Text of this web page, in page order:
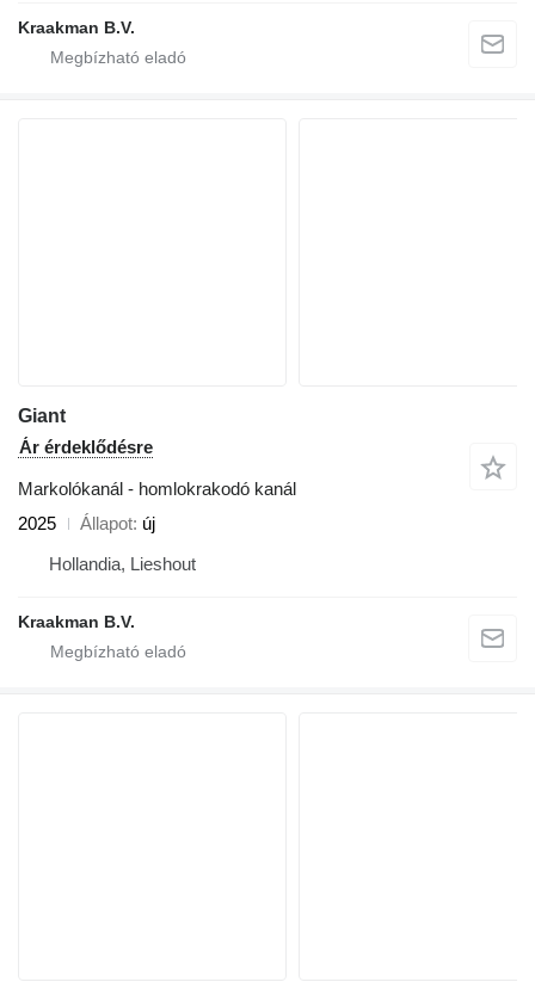
Kraakman B.V.
Giant
Ár érdeklődésre
Markolókanál - homlokrakodó kanál
2025
Állapot új
Hollandia, Lieshout
Kraakman B.V.